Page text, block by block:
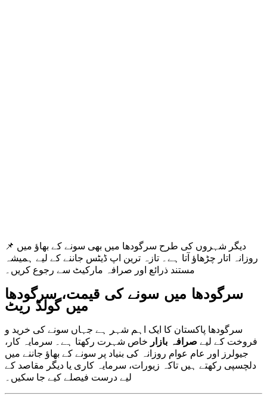
📌 دیگر شہروں کی طرح سرگودھا میں بھی سونے کے بھاؤ میں
روزانہ اتار چڑھاؤ آتا ہے۔ تازہ ترین اپ ڈیٹس جاننے کے لیے ہمیشہ
مستند ذرائع اور صرافہ مارکیٹ سے رجوع کریں۔
سرگودھا میں سونے کی قیمت، سرگودھا
میں گولڈ ریٹ
سرگودھا پاکستان کا ایک اہم شہر ہے جہاں سونے کی خرید و
فروخت کے لیے صرافہ بازار خاص شہرت رکھتا ہے۔ سرمایہ کار،
جیولرز اور عام عوام روزانہ کی بنیاد پر سونے کے بھاؤ جاننے میں
دلچسپی رکھتے ہیں تاکہ زیورات، سرمایہ کاری یا دیگر مقاصد کے
لیے درست فیصلے کیے جا سکیں۔